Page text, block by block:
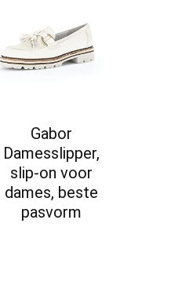
Gabor
Damesslipper,
slip-on voor
dames, beste
pasvorm